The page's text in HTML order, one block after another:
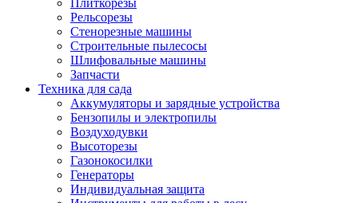
Плиткорезы
Рельсорезы
Стенорезные машины
Строительные пылесосы
Шлифовальные машины
Запчасти
Техника для сада
Аккумуляторы и зарядные устройства
Бензопилы и электропилы
Воздуходувки
Высоторезы
Газонокосилки
Генераторы
Индивидуальная защита